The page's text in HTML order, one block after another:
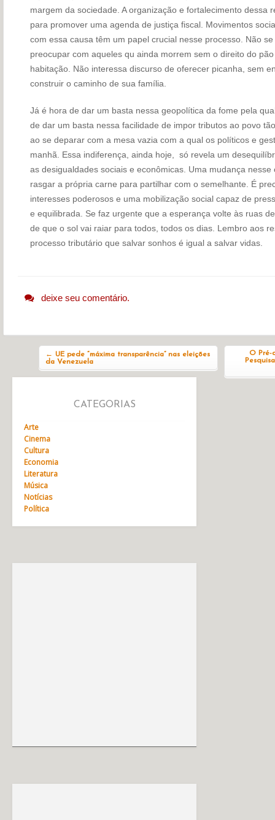
margem da sociedade. A organização e fortalecimento
para promover uma agenda de justiça fiscal. Movimentos
com essa causa têm um papel crucial nesse processo. Não
preocupar com aqueles qu ainda morrem sem o direito do
habitação. Não interessa discurso de oferecer picanha, sem
construir o caminho de sua família.
Já é hora de dar um basta nessa geopolítica da fome pela
de dar um basta nessa facilidade de impor tributos ao povo
ao se deparar com a mesa vazia com a qual os políticos e
manhã. Essa indiferença, ainda hoje, só revela um
as desigualdades sociais e econômicas. Uma mudança
rasgar a própria carne para partilhar com o semelhante. É
interesses poderosos e uma mobilização social capaz de
e equilibrada. Se faz urgente que a esperança volte às ruas
de que o sol vai raiar para todos, todos os dias. Lembro aos
processo tributário que salvar sonhos é igual a salvar vidas.
deixe seu comentário.
← UE pede “máxima transparência” nas eleições
da Venezuela
O Pré-
CATEGORIAS
Arte
Cinema
Cultura
Economia
Literatura
Música
Notícias
Política